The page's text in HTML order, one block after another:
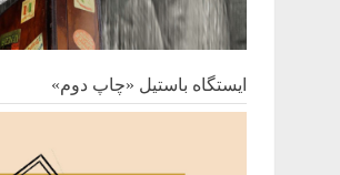
ایستگاه باستیل «چاپ دوم»